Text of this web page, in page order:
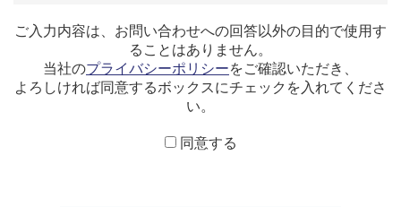
ご入力内容は、お問い合わせへの回答以外の目的で使用す
ることはありません。
当社のプライバシーポリシーをご確認いただき、
よろしければ同意するボックスにチェックを入れてくださ
い。
同意する